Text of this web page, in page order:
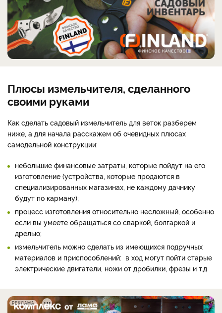
Плюсы измельчителя, сделанного
своими руками
Как сделать садовый измельчитель для веток разберем
ниже, а для начала расскажем об очевидных плюсах
самодельной конструкции:
небольшие финансовые затраты, которые пойдут на его
изготовление (устройства, которые продаются в
специализированных магазинах, не каждому дачнику
будут по карману);
процесс изготовления относительно несложный, особенно
если вы умеете обращаться со сваркой, болгаркой и
дрелью;
измельчитель можно сделать из имеющихся подручных
материалов и приспособлений: в ход могут пойти старые
электрические двигатели, ножи от дробилки, фрезы и т.д.
РЕКЛАМА